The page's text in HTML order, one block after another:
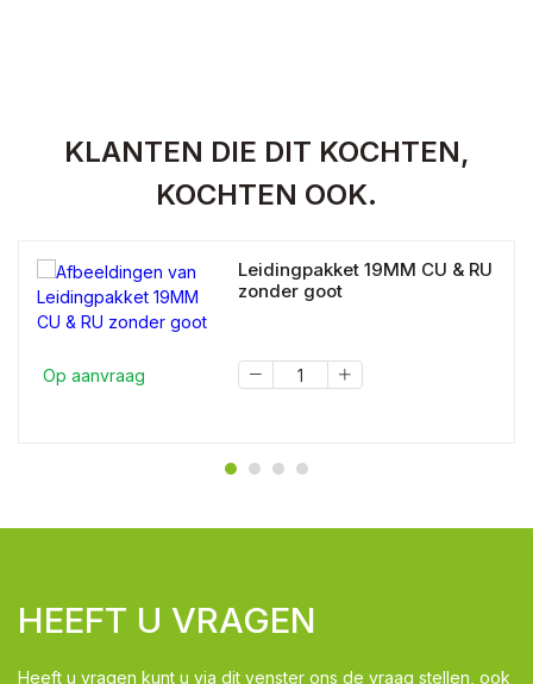
KLANTEN DIE DIT KOCHTEN,
KOCHTEN OOK.
Op aanvraag
Leidingpakket 19MM CU & RU
zonder goot
HEEFT U VRAGEN
Heeft u vragen kunt u via dit venster ons de vraag stellen, ook